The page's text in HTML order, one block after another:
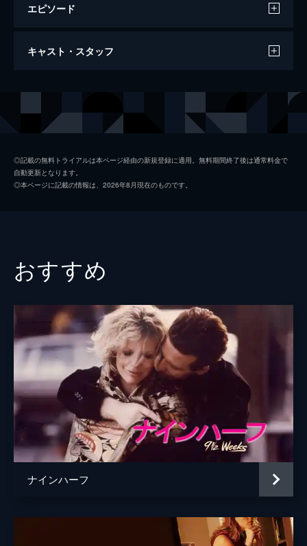
エピソード
金曜日の別荘で
キャスト・スタッフ
ジョアンナ・パクラ
脚本
原作 アルベルト・モラヴィア
音楽 エンニオ・モリコーネ
製作 ガリアーノ・ファソ
◎記載の無料トライアルは本ページ経由の新規登録に適用。無料期間終了後は通常料金で
自動更新となります。
◎本ページに記載の情報は、2026年8月現在のものです。
おすすめ
ナインハーフ